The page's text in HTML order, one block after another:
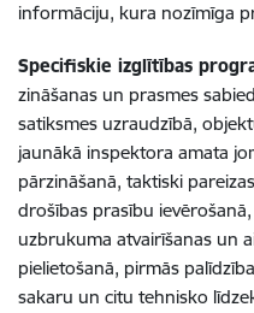
informāciju, kura nozīmīga
Specifiskie izglītības
zināšanas un prasmes
satiksmes uzraudzībā,
jaunākā inspektora amata
pārzināšanā, taktiski
drošības prasību
uzbrukuma atvairīšanas un
pielietošanā, pirmās
sakaru un citu tehnisko